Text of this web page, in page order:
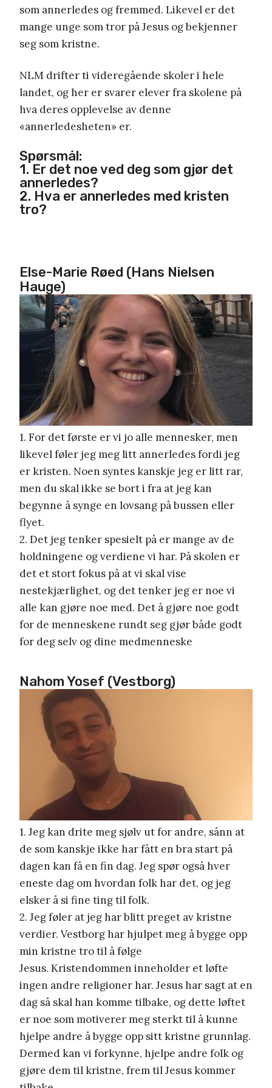
som annerledes og fremmed. Likevel er det
mange unge som tror på Jesus og bekjenner
seg som kristne.
NLM drifter ti videregående skoler i hele
landet, og her er svarer elever fra skolene på
hva deres opplevelse av denne
«annerledesheten» er.
Spørsmål:
1. Er det noe ved deg som gjør det
annerledes?
2. Hva er annerledes med kristen
tro?
Else-Marie Røed (Hans Nielsen
Hauge)
1. For det første er vi jo alle mennesker, men
likevel føler jeg meg litt annerledes fordi jeg
er kristen. Noen syntes kanskje jeg er litt rar,
men du skal ikke se bort i fra at jeg kan
begynne å synge en lovsang på bussen eller
flyet.
2. Det jeg tenker spesielt på er mange av de
holdningene og verdiene vi har. På skolen er
det et stort fokus på at vi skal vise
nestekjærlighet, og det tenker jeg er noe vi
alle kan gjøre noe med. Det å gjøre noe godt
for de menneskene rundt seg gjør både godt
for deg selv og dine medmenneske
Nahom Yosef (Vestborg)
1. Jeg kan drite meg sjølv ut for andre, sånn at
de som kanskje ikke har fått en bra start på
dagen kan få en fin dag. Jeg spør også hver
eneste dag om hvordan folk har det, og jeg
elsker å si fine ting til folk.
2. Jeg føler at jeg har blitt preget av kristne
verdier. Vestborg har hjulpet meg å bygge opp
min kristne tro til å følge
Jesus. Kristendommen inneholder et løfte
ingen andre religioner har. Jesus har sagt at en
dag så skal han komme tilbake, og dette løftet
er noe som motiverer meg sterkt til å kunne
hjelpe andre å bygge opp sitt kristne grunnlag.
Dermed kan vi forkynne, hjelpe andre folk og
gjøre dem til kristne, frem til Jesus kommer